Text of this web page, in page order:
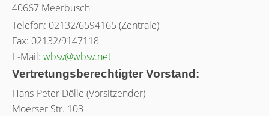
40667 Meerbusch
Telefon: 02132/6594165 (Zentrale)
Fax: 02132/9147118
E-Mail: wbsv@wbsv.net
Vertretungsberechtigter Vorstand:
Hans-Peter Dölle (Vorsitzender)
Moerser Str. 103